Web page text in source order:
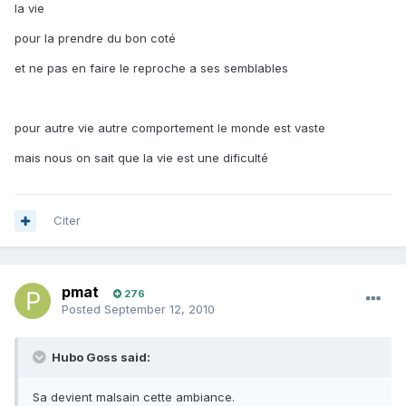
la vie
pour la prendre du bon coté
et ne pas en faire le reproche a ses semblables
pour autre vie autre comportement le monde est vaste
mais nous on sait que la vie est une dificulté
Citer
pmat 276
Posted September 12, 2010
Hubo Goss said:
Sa devient malsain cette ambiance.